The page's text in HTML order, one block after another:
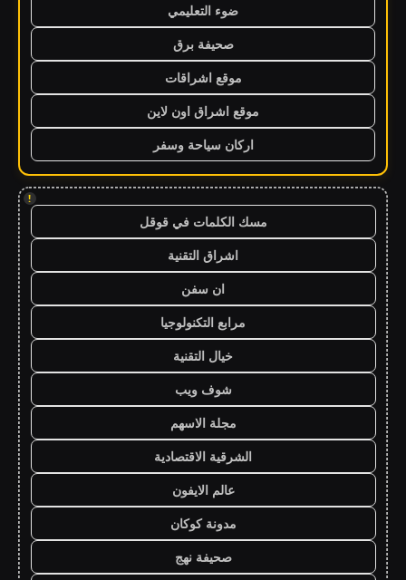
ضوء التعليمي
صحيفة برق
موقع اشراقات
موقع اشراق اون لاين
اركان سياحة وسفر
!
مسك الكلمات في قوقل
اشراق التقنية
ان سفن
مرابع التكنولوجيا
خيال التقنية
شوف ويب
مجلة الاسهم
الشرقية الاقتصادية
عالم الايفون
مدونة كوكان
صحيفة نهج